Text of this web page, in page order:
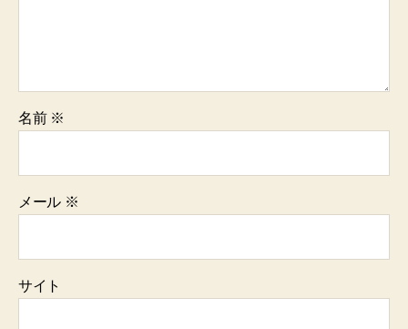
名前 ※
メール ※
サイト